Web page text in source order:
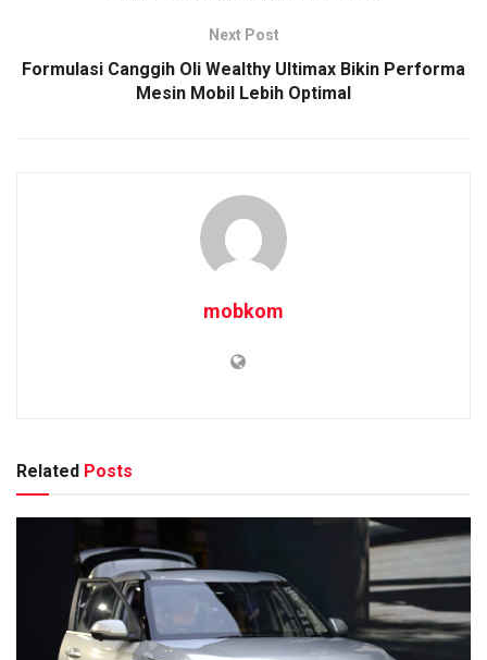
Next Post
Formulasi Canggih Oli Wealthy Ultimax Bikin Performa
Mesin Mobil Lebih Optimal
mobkom
Related Posts